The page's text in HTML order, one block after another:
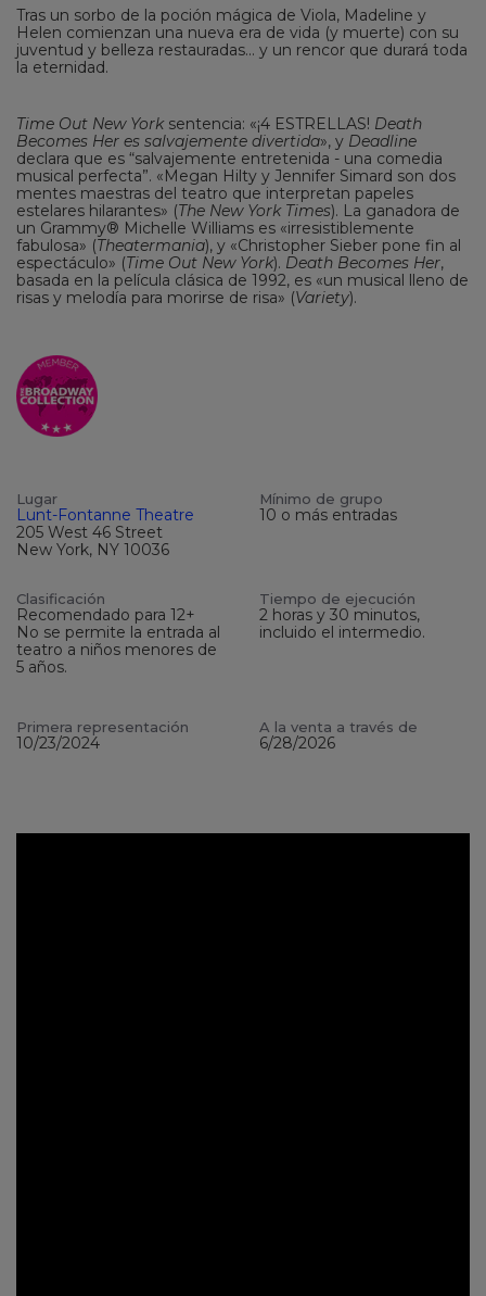
Tras un sorbo de la poción mágica de Viola, Madeline y
Helen comienzan una nueva era de vida (y muerte) con su
juventud y belleza restauradas... y un rencor que durará toda
la eternidad.
Time Out New Yorksentencia: «¡4 ESTRELLAS! Death
Becomes Her es salvajemente divertida», y Deadline
declara que es “salvajemente entretenida - una comedia
musical perfecta”. «Megan Hilty y Jennifer Simard son dos
mentes maestras del teatro que interpretan papeles
estelares hilarantes» (The New York Times). La ganadora de
un Grammy® Michelle Williams es «irresistiblemente
fabulosa» (Theatermania), y «Christopher Sieber pone fin al
espectáculo» (Time Out New York). Death Becomes Her,
basada en la película clásica de 1992, es «un musical lleno de
risas y melodía para morirse de risa» (Variety).
Lugar
Lunt-Fontanne Theatre
205 West 46 Street
New York, NY 10036
Mínimo de grupo
10 o más entradas
Clasificación
Recomendado para 12+
No se permite la entrada al
teatro a niños menores de
5 años.
Tiempo de ejecución
2 horas y 30 minutos,
incluido el intermedio.
Primera representación
10/23/2024
A la venta a través de
6/28/2026